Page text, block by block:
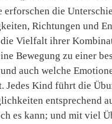
erforschen die
Richtungen und
Vielfalt ihrer
Bewegung zu einer
auch welche
Jedes Kind führt die
entsprechend
es kann; und mit viel